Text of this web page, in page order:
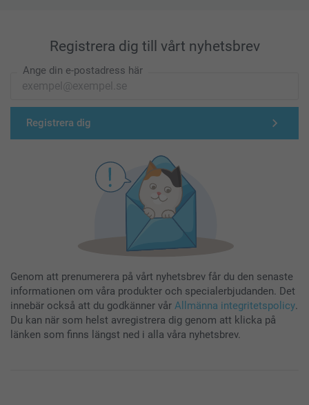
Registrera dig till vårt nyhetsbrev
Ange din e-postadress här
Registrera dig
Genom att prenumerera på vårt nyhetsbrev får du den senaste
informationen om våra produkter och specialerbjudanden. Det
innebär också att du godkänner vår Allmänna integritetspolicy.
Du kan när som helst avregistrera dig genom att klicka på
länken som finns längst ned i alla våra nyhetsbrev.